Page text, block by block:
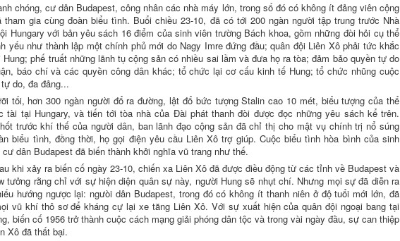
chóng, cư dân Budapest, công nhân các nhà máy lớn, trong số đó có không ít đảng viên cộng
tham gia cùng đoàn biểu tình. Buổi chiều 23-10, đã có tới 200 ngàn người tập trung trước Nhà
Hungary với bản yêu sách 16 điểm của sinh viên trường Bách khoa, gồm những đòi hỏi cụ thể
yếu như thành lập một chính phủ mới do Nagy Imre đứng đầu; quân đội Liên Xô phải tức khắc
Hung; phế truất những lãnh tụ cộng sản có nhiều sai lầm và đưa họ ra tòa; đảm bảo quyền tự do
báo chí và các quyền công dân khác; tổ chức lại cơ cấu kinh tế Hung; tổ chức nhũng cuộc
do, đa đảng...
tối, hơn 300 ngàn người đổ ra đường, lật đổ bức tượng Stalin cao 10 mét, biểu tượng của thể
tài tại Hungary, và tiến tới tòa nhà của Đài phát thanh đòi được đọc những yêu sách kể trên.
trước khí thế của người dân, ban lãnh đạo cộng sản đã chỉ thị cho mật vụ chính trị nổ súng
biểu tình, đồng thời, họ gọi điện yêu cầu Liên Xô trợ giúp. Cuộc biểu tình hòa bình của sinh
dân Budapest đã biến thành khởi nghĩa vũ trang như thế.
khi xảy ra biến cố ngày 23-10, chiến xa Liên Xô đã được điều động từ các tỉnh về Budapest và
tưởng rằng chỉ với sự hiện diện quân sự này, người Hung sẽ nhụt chí. Nhưng mọi sự đã diễn ra
hướng ngược lại: ngưòi dân Budapest, trong đó có không ít thanh niên ở độ tuổi mới lớn, đã
vũ khí thô sơ để kháng cự lại xe tăng Liên Xô. Với sự xuất hiện của quân đội ngoại bang tại
biến cố 1956 trở thành cuộc cách mạng giải phóng dân tộc và trong vài ngày đầu, sự can thiệp
Xô đã thất bại.